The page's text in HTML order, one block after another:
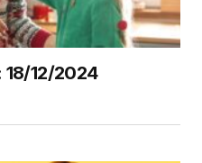
12/2024